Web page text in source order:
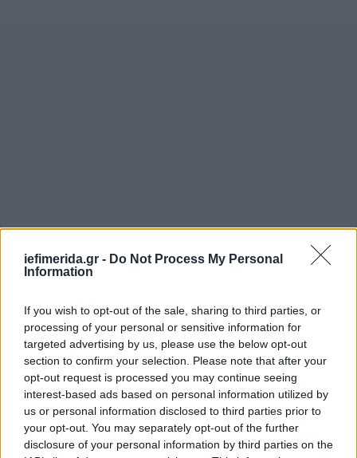
iefimerida.gr - Do Not Process My Personal
Information
If you wish to opt-out of the sale, sharing to third parties, or
processing of your personal or sensitive information for
targeted advertising by us, please use the below opt-out
section to confirm your selection. Please note that after your
opt-out request is processed you may continue seeing
interest-based ads based on personal information utilized by
us or personal information disclosed to third parties prior to
your opt-out. You may separately opt-out of the further
disclosure of your personal information by third parties on the
Το σύνθημά του «Τώρα», εμπνευσμένο από
συμπύκνωνε το αίσθημα επείγοντος που
επικρατούσε σε μεγάλο μέρος της κοινωνίας. Με
μια εξαντλητική προεκλογική εκστρατεία -έως και
επτά ομιλίες την ημέρα- ο Μάγιαρ διέσχισε τη
χώρα, εστιάζοντας όχι μόνο στις μεγάλες πόλεις
αλλά και στις παραδοσιακές βάσεις του Fidesz.